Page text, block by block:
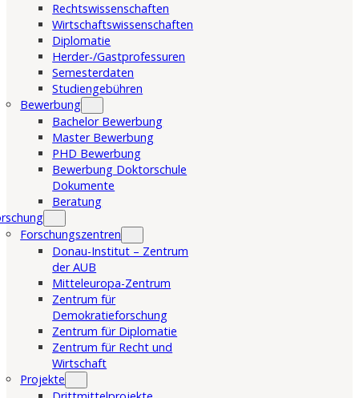
Rechtswissenschaften
Wirtschaftswissenschaften
Diplomatie
Herder-/Gastprofessuren
Semesterdaten
Studiengebühren
Bewerbung
Bachelor Bewerbung
Master Bewerbung
PHD Bewerbung
Bewerbung Doktorschule
Dokumente
Beratung
Forschungszentren
Donau-Institut – Zentrum
der AUB
Mitteleuropa-Zentrum
Zentrum für
Demokratieforschung
Zentrum für Diplomatie
Zentrum für Recht und
Wirtschaft
Projekte